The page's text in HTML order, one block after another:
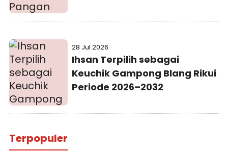
28 Jul 2026
Ihsan Terpilih sebagai
Keuchik Gampong Blang Rikui
Periode 2026–2032
Terpopuler